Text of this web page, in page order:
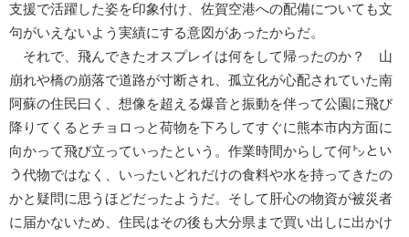
支援で活躍した姿を印象付け、佐賀空港への配備についても文
句がいえないよう実績にする意図があったからだ。
それで、飛んできたオスプレイは何をして帰ったのか？ 山
崩れや橋の崩落で道路が寸断され、孤立化が心配されていた南
阿蘇の住民曰く、想像を超える爆音と振動を伴って公園に飛び
降りてくるとチョロっと荷物を下ろしてすぐに熊本市内方面に
向かって飛び立っていったという。作業時間からして何㌧とい
う代物ではなく、いったいどれだけの食料や水を持ってきたの
かと疑問に思うほどだったようだ。そして肝心の物資が被災者
に届かないため、住民はその後も大分県まで買い出しに出かけ